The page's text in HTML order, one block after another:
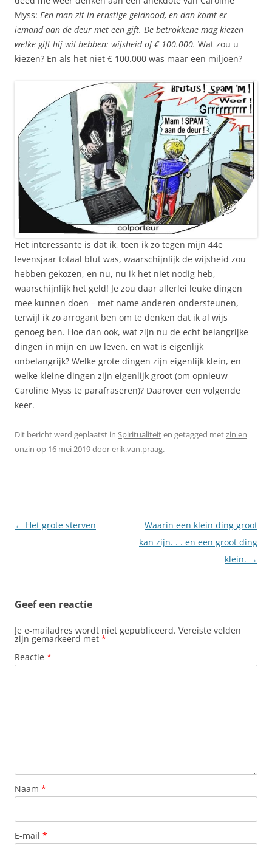
Myss: Een man zit in ernstige geldnood, en dan komt er
iemand aan de deur met een gift. De betrokkene mag kiezen
welke gift hij wil hebben: wijsheid of € 100.000. Wat zou u
kiezen? En als het niet € 100.000 was maar een miljoen?
Het interessante is dat ik, toen ik zo tegen mijn 44e
levensjaar totaal blut was, waarschijnlijk de wijsheid zou
hebben gekozen, en nu, nu ik het niet nodig heb,
waarschijnlijk het geld! Je zou daar allerlei leuke dingen
mee kunnen doen – met name anderen ondersteunen,
terwijl ik zo arrogant ben om te denken dat ik al wijs
genoeg ben. Hoe dan ook, wat zijn nu de echt belangrijke
dingen in mijn en uw leven, en wat is eigenlijk
onbelangrijk? Welke grote dingen zijn eigenlijk klein, en
welke kleine dingen zijn eigenlijk groot (om opnieuw
Caroline Myss te parafraseren)? Daarover een volgende
keer.
Dit bericht werd geplaatst in Spiritualiteiten getagged metzin en
onzin op 16 mei 2019doorerik.van.praag.
Berichtnavigatie
← Het grote sterven
Waarin een klein ding groot
kan zijn. . . en een groot ding
klein. →
Geef een reactie
Je e-mailadres wordt niet gepubliceerd. Vereiste velden
zijn gemarkeerd met *
Reactie *
Naam *
E-mail *